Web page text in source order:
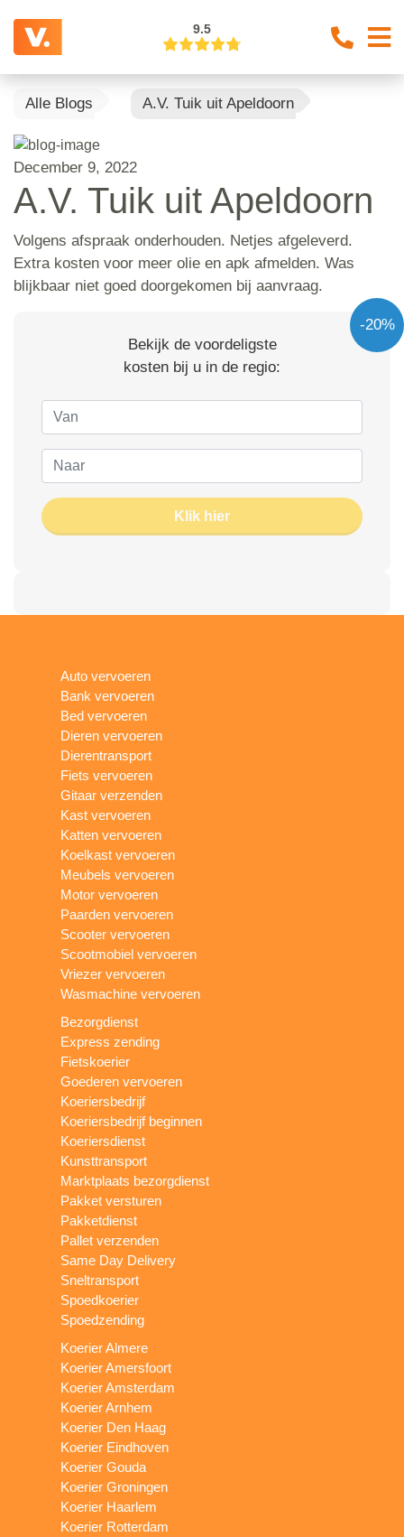
9.5
Alle Blogs A.V. Tuik uit Apeldoorn
December 9, 2022
A.V. Tuik uit Apeldoorn
Volgens afspraak onderhouden. Netjes afgeleverd.
Extra kosten voor meer olie en apk afmelden. Was
blijkbaar niet goed doorgekomen bij aanvraag.
-20%
Bekijk de voordeligste
kosten bij u in de regio:
Klik hier
Auto vervoeren
Bank vervoeren
Bed vervoeren
Dieren vervoeren
Dierentransport
Fiets vervoeren
Gitaar verzenden
Kast vervoeren
Katten vervoeren
Koelkast vervoeren
Meubels vervoeren
Motor vervoeren
Paarden vervoeren
Scooter vervoeren
Scootmobiel vervoeren
Vriezer vervoeren
Wasmachine vervoeren
Bezorgdienst
Express zending
Fietskoerier
Goederen vervoeren
Koeriersbedrijf
Koeriersbedrijf beginnen
Koeriersdienst
Kunsttransport
Marktplaats bezorgdienst
Pakket versturen
Pakketdienst
Pallet verzenden
Same Day Delivery
Sneltransport
Spoedkoerier
Spoedzending
Koerier Almere
Koerier Amersfoort
Koerier Amsterdam
Koerier Arnhem
Koerier Den Haag
Koerier Eindhoven
Koerier Gouda
Koerier Groningen
Koerier Haarlem
Koerier Rotterdam